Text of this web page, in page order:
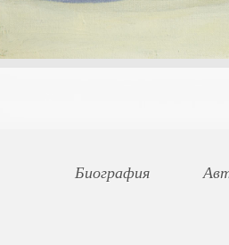
Биография